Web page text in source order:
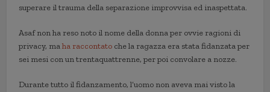
superare il trauma della separazione improvvisa ed inaspettata.
Asaf non ha reso noto il nome della donna per ovvie ragioni di
privacy, maha raccontato che la ragazza era stata fidanzata per
sei mesi con un trentaquattrenne, per poi convolare a nozze.
Durante tutto il fidanzamento, l’uomo non aveva mai visto la